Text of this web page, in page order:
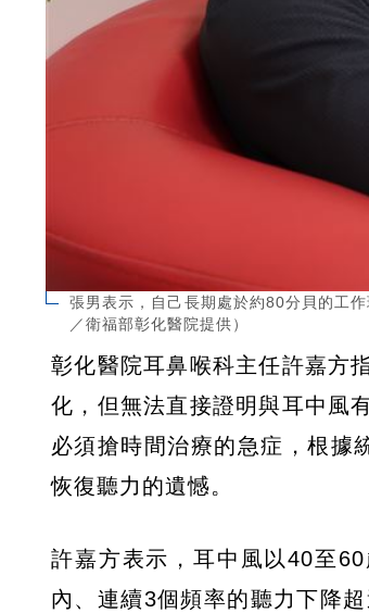
張男表示，自己長期處於約80分貝的工
／衛福部彰化醫院提供）
彰化醫院耳鼻喉科主任許嘉方
化，但無法直接證明與耳中風
必須搶時間治療的急症，根據
恢復聽力的遺憾。
許嘉方表示，耳中風以40至
內、連續3個頻率的聽力下降